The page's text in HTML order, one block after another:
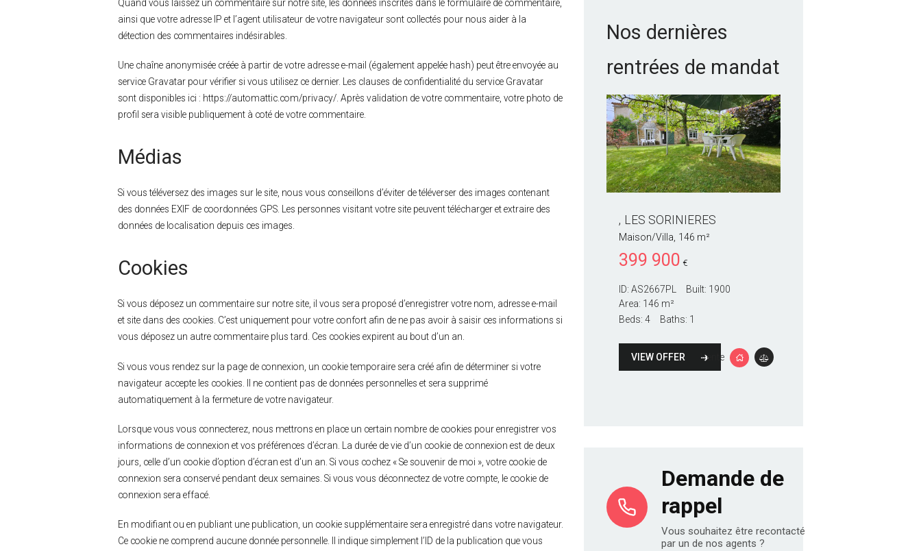
Quand vous laissez un commentaire sur notre site, les données inscrites dans le formulaire de commentaire,
ainsi que votre adresse IP et l’agent utilisateur de votre navigateur sont collectés pour nous aider à la
détection des commentaires indésirables.
Une chaîne anonymisée créée à partir de votre adresse e-mail (également appelée hash) peut être envoyée au
service Gravatar pour vérifier si vous utilisez ce dernier. Les clauses de confidentialité du service Gravatar
sont disponibles ici : https://automattic.com/privacy/. Après validation de votre commentaire, votre photo de
profil sera visible publiquement à coté de votre commentaire.
Médias
Si vous téléversez des images sur le site, nous vous conseillons d’éviter de téléverser des images contenant
des données EXIF de coordonnées GPS. Les personnes visitant votre site peuvent télécharger et extraire des
données de localisation depuis ces images.
Cookies
Si vous déposez un commentaire sur notre site, il vous sera proposé d’enregistrer votre nom, adresse e-mail
et site dans des cookies. C’est uniquement pour votre confort afin de ne pas avoir à saisir ces informations si
vous déposez un autre commentaire plus tard. Ces cookies expirent au bout d’un an.
Si vous vous rendez sur la page de connexion, un cookie temporaire sera créé afin de déterminer si votre
navigateur accepte les cookies. Il ne contient pas de données personnelles et sera supprimé
automatiquement à la fermeture de votre navigateur.
Lorsque vous vous connecterez, nous mettrons en place un certain nombre de cookies pour enregistrer vos
informations de connexion et vos préférences d’écran. La durée de vie d’un cookie de connexion est de deux
jours, celle d’un cookie d’option d’écran est d’un an. Si vous cochez « Se souvenir de moi », votre cookie de
connexion sera conservé pendant deux semaines. Si vous vous déconnectez de votre compte, le cookie de
connexion sera effacé.
En modifiant ou en publiant une publication, un cookie supplémentaire sera enregistré dans votre navigateur.
Ce cookie ne comprend aucune donnée personnelle. Il indique simplement l’ID de la publication que vous
Nos dernières
rentrées de mandat
Area:712 m²
VIEW OFFER
LES SORINIERES
Maison/Villa 146 m²
399 900 €
ID: AS2667PL Built: 1900
Area: 146 m²
Beds: 4 Baths: 1
VIEW OFFER Vente
Demande de
rappel
Vous souhaitez être recontacté
par un de nos agents ?